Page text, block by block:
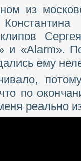
из
и «Alarm».
ему
по
реально